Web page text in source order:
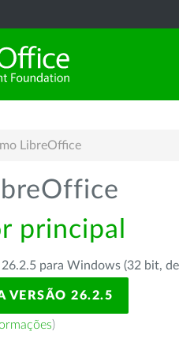
LibreOffice
principal
para Windows (32 bit,
VERSÃO 26.2.5
)